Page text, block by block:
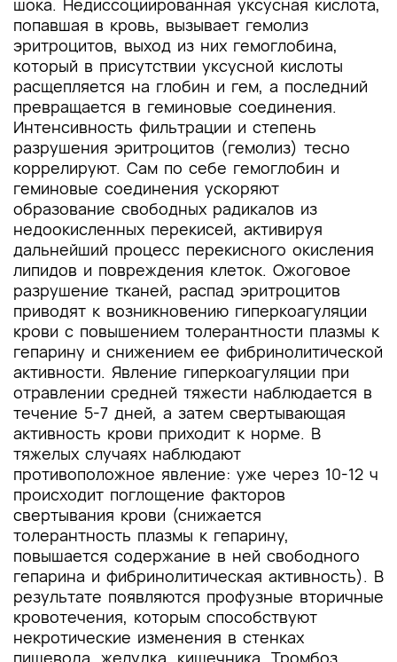
шока. Недиссоциированная уксусная кислота,
попавшая в кровь, вызывает гемолиз
эритроцитов, выход из них гемоглобина,
который в присутствии уксусной кислоты
расщепляется на глобин и гем, а последний
превращается в геминовые соединения.
Интенсивность фильтрации и степень
разрушения эритроцитов (гемолиз) тесно
коррелируют. Сам по себе гемоглобин и
геминовые соединения ускоряют
образование свободных радикалов из
недоокисленных перекисей, активируя
дальнейший процесс перекисного окисления
липидов и повреждения клеток. Ожоговое
разрушение тканей, распад эритроцитов
приводят к возникновению гиперкоагуляции
крови с повышением толерантности плазмы к
гепарину и снижением ее фибринолитической
активности. Явление гиперкоагуляции при
отравлении средней тяжести наблюдается в
течение 5-7 дней, а затем свертывающая
активность крови приходит к норме. В
тяжелых случаях наблюдают
противоположное явление: уже через 10-12 ч
происходит поглощение факторов
свертывания крови (снижается
толерантность плазмы к гепарину,
повышается содержание в ней свободного
гепарина и фибринолитическая активность). В
результате появляются профузные вторичные
кровотечения, которым способствуют
некротические изменения в стенках
пищевода, желудка, кишечника. Тромбоз